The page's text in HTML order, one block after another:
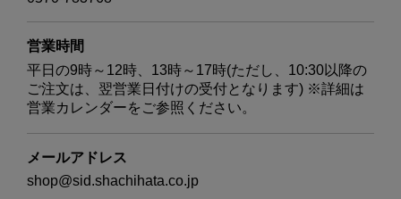
営業時間
平日の9時～12時、13時～17時(ただし、10:30以降の
ご注文は、翌営業日付けの受付となります) ※詳細は
営業カレンダーをご参照ください。
メールアドレス
shop@sid.shachihata.co.jp